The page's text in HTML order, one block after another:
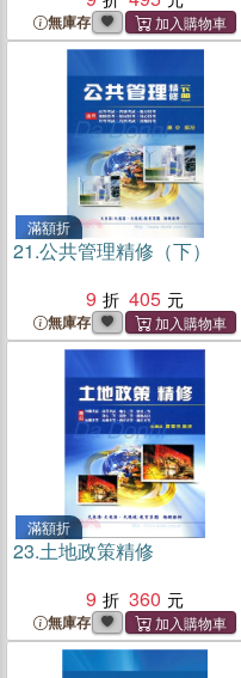
無庫存
滿額折
21.公共管理精修（下）
9
405
無庫存
滿額折
23.土地政策精修
9
360
無庫存